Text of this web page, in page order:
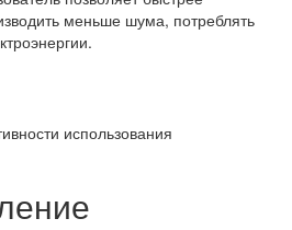
меньше шума, потреблять
использования